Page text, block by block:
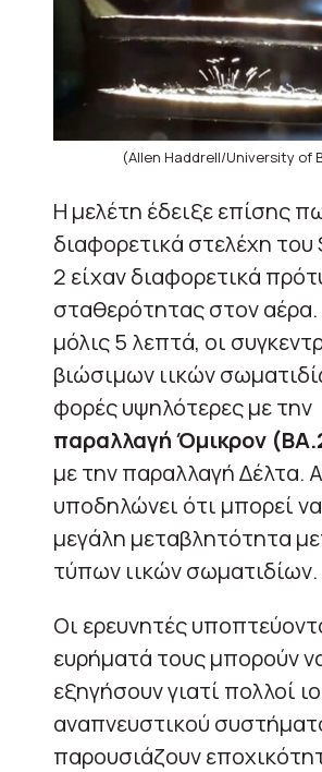
(Allen Haddrell/University of
Η μελέτη έδειξε επίσης
διαφορετικά στελέχη του
2 είχαν διαφορετικά
σταθερότητας στον
μόλις 5 λεπτά, οι
βιώσιμων ιικών
φορές υψηλότερες με την
παραλλαγή Όμικρον
με την παραλλαγή Δέλτα.
υποδηλώνει ότι μπορεί
μεγάλη μεταβλητότητα
τύπων ιικών σωματιδίων.
Οι ερευνητές
ευρήματά τους μπορούν
εξηγήσουν γιατί πολλοί
αναπνευστικού
παρουσιάζουν